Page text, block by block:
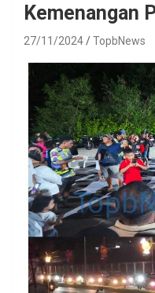
Kemenangan
27/11/2024 TopbNews